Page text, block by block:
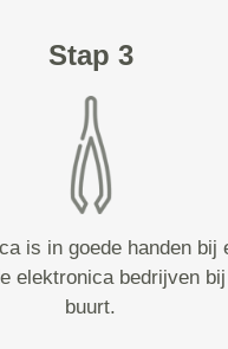
Stap 3
is in goede handen bij
elektronica bedrijven
buurt.